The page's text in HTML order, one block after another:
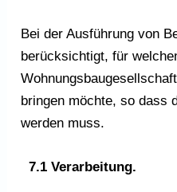
Bei der Ausführung von
berücksichtigt, für
bringen möchte, so dass
werden muss.
7.1 Verarbeitung.